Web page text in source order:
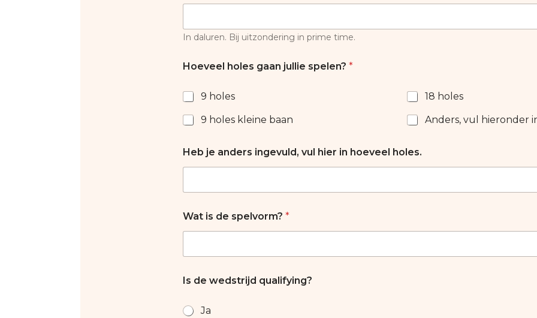
In daluren. Bij uitzondering in prime time.
Hoeveel holes gaan jullie spelen? *
9 holes 18 holes
9 holes kleine baan Anders, vul hieronder
Heb je anders ingevuld, vul hier in hoeveel holes.
Wat is de spelvorm? *
Is de wedstrijd qualifying?
Ja